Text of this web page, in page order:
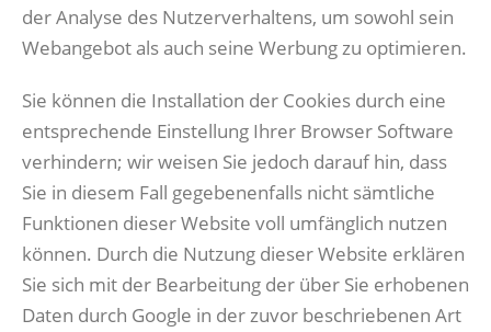
der Analyse des Nutzerverhaltens, um sowohl sein
Webangebot als auch seine Werbung zu optimieren.
Sie können die Installation der Cookies durch eine
entsprechende Einstellung Ihrer Browser Software
verhindern; wir weisen Sie jedoch darauf hin, dass
Sie in diesem Fall gegebenenfalls nicht sämtliche
Funktionen dieser Website voll umfänglich nutzen
können. Durch die Nutzung dieser Website erklären
Sie sich mit der Bearbeitung der über Sie erhobenen
Daten durch Google in der zuvor beschriebenen Art